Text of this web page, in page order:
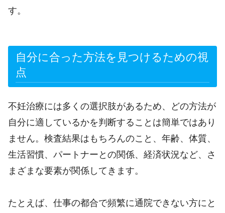
す。
自分に合った方法を見つけるための視
点
不妊治療には多くの選択肢があるため、どの方法が
自分に適しているかを判断することは簡単ではあり
ません。検査結果はもちろんのこと、年齢、体質、
生活習慣、パートナーとの関係、経済状況など、さ
まざまな要素が関係してきます。
たとえば、仕事の都合で頻繁に通院できない方にと